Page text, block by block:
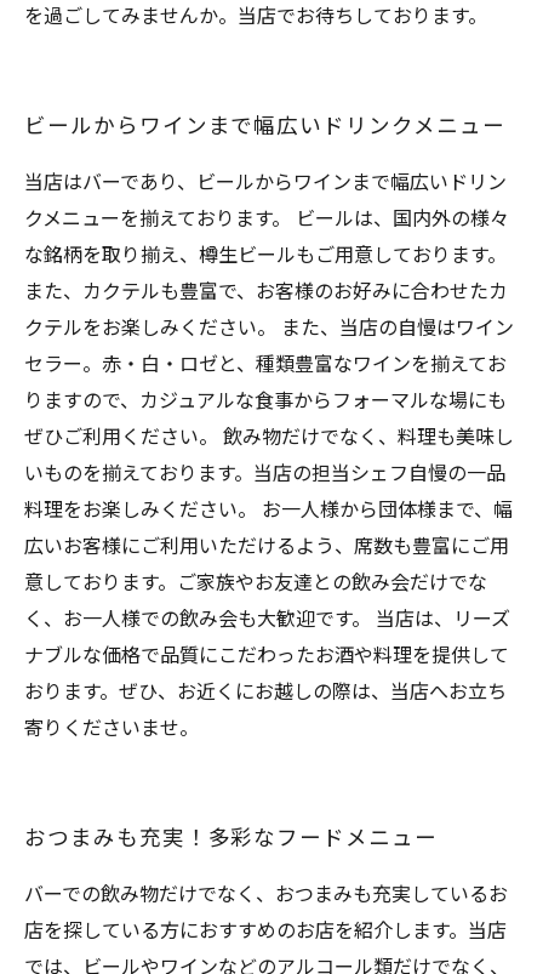
を過ごしてみませんか。当店でお待ちしております。
ビールからワインまで幅広いドリンクメニュー
当店はバーであり、ビールからワインまで幅広いドリン
クメニューを揃えております。 ビールは、国内外の様々
な銘柄を取り揃え、樽生ビールもご用意しております。
また、カクテルも豊富で、お客様のお好みに合わせたカ
クテルをお楽しみください。 また、当店の自慢はワイン
セラー。赤・白・ロゼと、種類豊富なワインを揃えてお
りますので、カジュアルな食事からフォーマルな場にも
ぜひご利用ください。 飲み物だけでなく、料理も美味し
いものを揃えております。当店の担当シェフ自慢の一品
料理をお楽しみください。 お一人様から団体様まで、幅
広いお客様にご利用いただけるよう、席数も豊富にご用
意しております。ご家族やお友達との飲み会だけでな
く、お一人様での飲み会も大歓迎です。 当店は、リーズ
ナブルな価格で品質にこだわったお酒や料理を提供して
おります。ぜひ、お近くにお越しの際は、当店へお立ち
寄りくださいませ。
おつまみも充実！多彩なフードメニュー
バーでの飲み物だけでなく、おつまみも充実しているお
店を探している方におすすめのお店を紹介します。当店
では、ビールやワインなどのアルコール類だけでなく、